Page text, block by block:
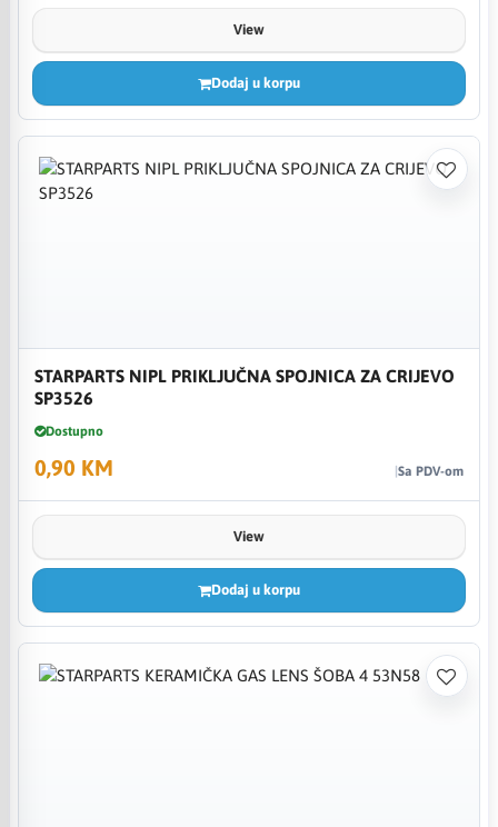
View
Dodaj u korpu
STARPARTS NIPL PRIKLJUČNA SPOJNICA ZA CRIJEVO
SP3526
Dostupno
0,90 KM Sa PDV-om
View
Dodaj u korpu